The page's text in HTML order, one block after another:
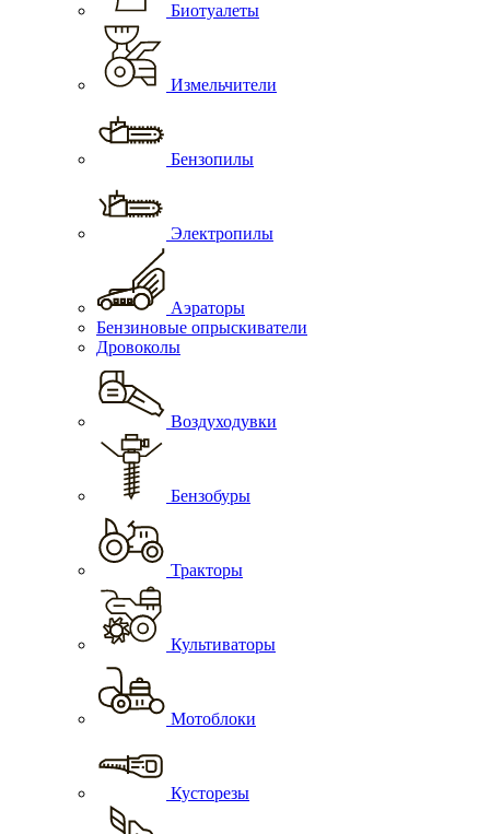
Биотуалеты
Измельчители
Бензопилы
Электропилы
Аэраторы
Бензиновые опрыскиватели
Дровоколы
Воздуходувки
Бензобуры
Тракторы
Культиваторы
Мотоблоки
Кусторезы